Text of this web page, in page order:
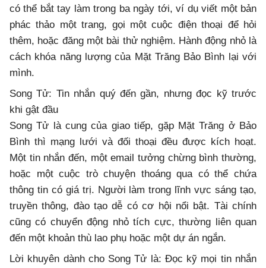
có thể bắt tay làm trong ba ngày tới, ví dụ viết một bản
phác thảo một trang, gọi một cuộc điện thoại để hỏi
thêm, hoặc đăng một bài thử nghiệm. Hành động nhỏ là
cách khóa năng lượng của Mặt Trăng Bảo Bình lại với
mình.
Song Tử: Tin nhắn quý đến gần, nhưng đọc kỹ trước
khi gật đầu
Song Tử là cung của giao tiếp, gặp Mặt Trăng ở Bảo
Bình thì mạng lưới và đối thoại đều được kích hoạt.
Một tin nhắn đến, một email tưởng chừng bình thường,
hoặc một cuộc trò chuyện thoáng qua có thể chứa
thông tin có giá trị. Người làm trong lĩnh vực sáng tạo,
truyền thông, đào tạo dễ có cơ hội nổi bật. Tài chính
cũng có chuyển động nhỏ tích cực, thường liên quan
đến một khoản thù lao phụ hoặc một dự án ngắn.
Lời khuyên dành cho Song Tử là: Đọc kỹ mọi tin nhắn